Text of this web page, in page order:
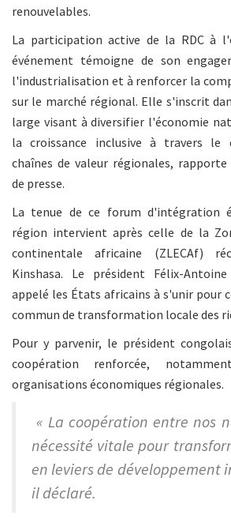
renouvelables.
La participation active de la RDC à
événement témoigne de son
l'industrialisation et à renforcer la
sur le marché régional. Elle s'inscrit
large visant à diversifier l'économie
la croissance inclusive à travers le
chaînes de valeur régionales,
de presse.
La tenue de ce forum d'intégration
région intervient après celle de la
continentale africaine (ZLECAf)
Kinshasa. Le président Félix-
appelé les États africains à s'unir pour
commun de transformation locale des
Pour y parvenir, le président
coopération renforcée,
organisations économiques régionales.
« La coopération entre nos
nécessité vitale pour
en leviers de développement
il déclaré.